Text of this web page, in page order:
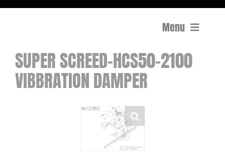
Menu
Compactage
Équipements de chantier
SUPER SCREED-HCS50-2100
VIBBRATION DAMPER